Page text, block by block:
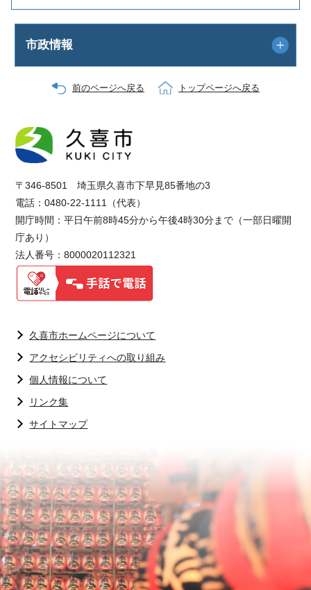
市政情報
前のページへ戻る トップページへ戻る
〒346-8501 埼玉県久喜市下早見85番地の3
電話：0480-22-1111（代表）
開庁時間：平日午前8時45分から午後4時30分まで（一部日曜開
庁あり）
法人番号：8000020112321
久喜市ホームページについて
アクセシビリティへの取り組み
個人情報について
リンク集
サイトマップ